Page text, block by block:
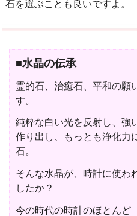
石を選ぶことも良いですよ。
■水晶の伝承
霊的石、治癒石、平和の願
す。
純粋な白い光を反射し、強
作り出し、もっとも浄化力
石。
そんな水晶が、時計に使わ
したか？
今の時代の時計のほとんど